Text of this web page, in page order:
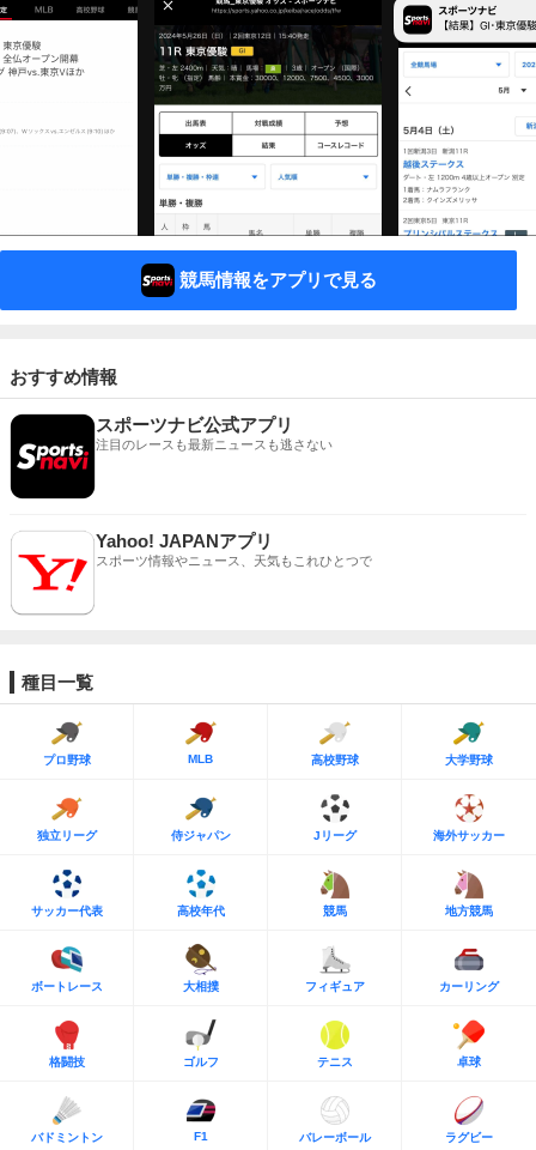
競馬情報をアプリで見る
おすすめ情報
スポーツナビ公式アプリ
注目のレースも最新ニュースも逃さない
Yahoo! JAPANアプリ
スポーツ情報やニュース、天気もこれひとつで
種目一覧
プロ野球 MLB 高校野球 大学野球
独立リーグ 侍ジャパン Jリーグ 海外サッカー
サッカー代表 高校年代 競馬 地方競馬
ボートレース 大相撲 フィギュア カーリング
格闘技 ゴルフ テニス 卓球
バドミントン F1 バレーボール ラグビー